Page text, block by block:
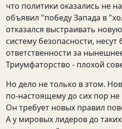
что политики оказались не
объявил "победу Запада в
отказался выстраивать
систему безопасности,
ответственности за
Триумфаторство - плохой
Но дело не только в этом.
по-настоящему до сих пор
Он требует новых правил
А у мировых лидеров до